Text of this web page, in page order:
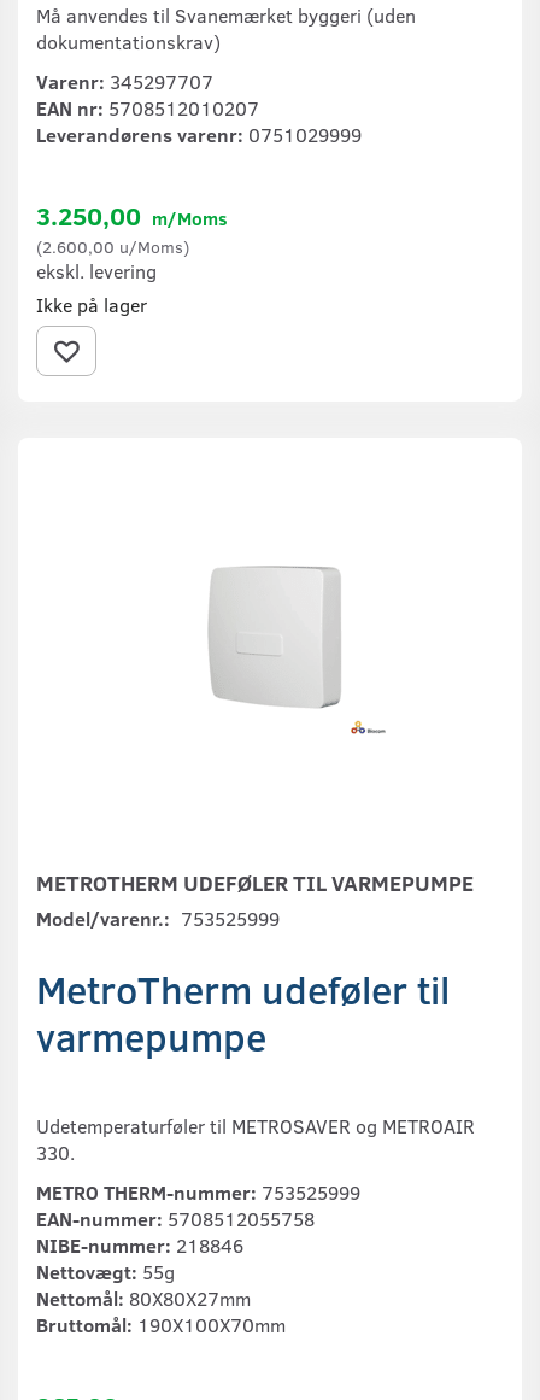
Må anvendes til Svanemærket byggeri (uden
dokumentationskrav)
Varenr: 345297707
EAN nr: 5708512010207
Leverandørens varenr: 0751029999
3.250,00 m/Moms
(2.600,00 u/Moms)
ekskl. levering
Ikke på lager
METROTHERM UDEFØLER TIL VARMEPUMPE
Model/varenr.: 753525999
MetroTherm udeføler til
varmepumpe
Udetemperaturføler til METROSAVER og METROAIR
330.
METRO THERM-nummer: 753525999
EAN-nummer: 5708512055758
NIBE-nummer: 218846
Nettovægt: 55g
Nettomål: 80X80X27mm
Bruttomål: 190X100X70mm